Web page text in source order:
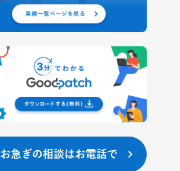
お急ぎの相談はお電話で